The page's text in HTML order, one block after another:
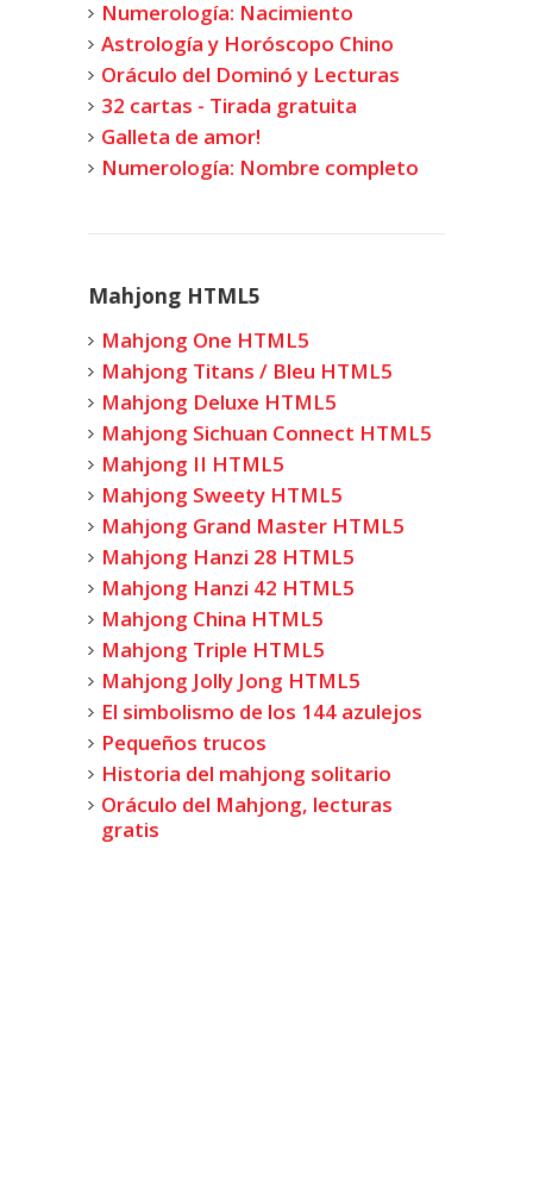
Numerología: Nacimiento
Astrología y Horóscopo Chino
Oráculo del Dominó y Lecturas
32 cartas - Tirada gratuita
Galleta de amor!
Numerología: Nombre completo
Mahjong HTML5
Mahjong One HTML5
Mahjong Titans / Bleu HTML5
Mahjong Deluxe HTML5
Mahjong Sichuan Connect HTML5
Mahjong II HTML5
Mahjong Sweety HTML5
Mahjong Grand Master HTML5
Mahjong Hanzi 28 HTML5
Mahjong Hanzi 42 HTML5
Mahjong China HTML5
Mahjong Triple HTML5
Mahjong Jolly Jong HTML5
El simbolismo de los 144 azulejos
Pequeños trucos
Historia del mahjong solitario
Oráculo del Mahjong, lecturas
gratis